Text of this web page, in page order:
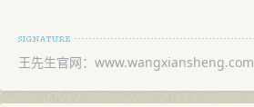
王先生官网：www.wangxiansheng.com